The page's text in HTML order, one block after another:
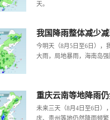
天。
我国降雨整体减少
今明天（8月5日至6日），
大雨，局地暴雨，海南岛
重庆云南等地降雨
未来三天（8月4日至6日）
庆、贵州等地仍然降雨频